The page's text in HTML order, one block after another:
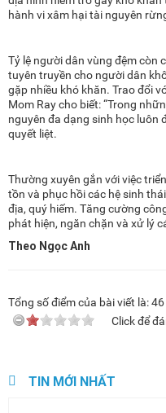
hành vi xâm hại tài nguyên
Tỷ lệ người dân vùng đệm còn
tuyên truyền cho người dân
gặp nhiều khó khăn. Trao đổi
Mom Ray cho biết: “Trong
nguyên đa dạng sinh học luôn
quyết liệt.
Thường xuyên gắn với việc
tồn và phục hồi các hệ sinh
địa, quý hiếm. Tăng cường
phát hiện, ngăn chặn và xử lý
Theo Ngọc Anh
Tổng số điểm của bài viết là:46
Click để
TIN MỚI NHẤT